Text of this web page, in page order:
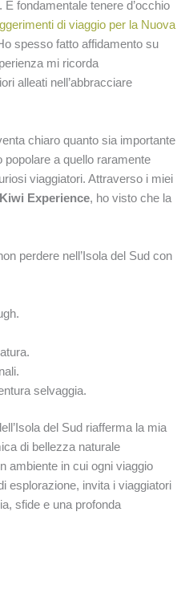
fondamentale tenere d’occhio
di viaggio per la Nuova
spesso fatto affidamento su
mi ricorda
alleati nell’abbracciare
chiaro quanto sia importante
a quello raramente
viaggiatori. Attraverso i miei
Kiwi Experience, ho visto che la
perdere nell’Isola del Sud con
selvaggia.
del Sud riafferma la mia
di bellezza naturale
ambiente in cui ogni viaggio
esplorazione, invita i viaggiatori
sfide e una profonda